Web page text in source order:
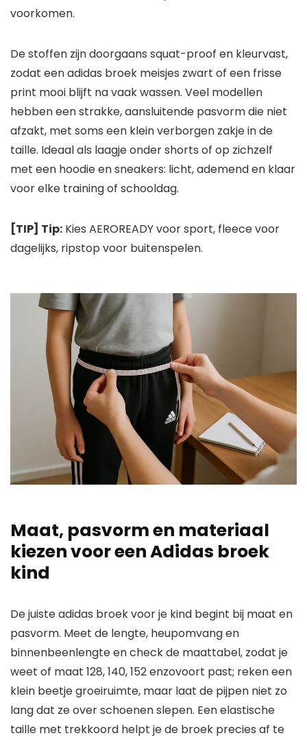
voorkomen.
De stoffen zijn doorgaans squat-proof en kleurvast,
zodat een adidas broek meisjes zwart of een frisse
print mooi blijft na vaak wassen. Veel modellen
hebben een strakke, aansluitende pasvorm die niet
afzakt, met soms een klein verborgen zakje in de
taille. Ideaal als laagje onder shorts of op zichzelf
met een hoodie en sneakers: licht, ademend en klaar
voor elke training of schooldag.
[TIP] Tip: Kies AEROREADY voor sport, fleece voor
dagelijks, ripstop voor buitenspelen.
Maat, pasvorm en materiaal
kiezen voor een Adidas broek
kind
De juiste adidas broek voor je kind begint bij maat en
pasvorm. Meet de lengte, heupomvang en
binnenbeenlengte en check de maattabel, zodat je
weet of maat 128, 140, 152 enzovoort past; reken een
klein beetje groeiruimte, maar laat de pijpen niet zo
lang dat ze over schoenen slepen. Een elastische
taille met trekkoord helpt je de broek precies af te